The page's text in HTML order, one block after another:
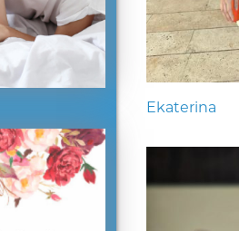
Ekaterina